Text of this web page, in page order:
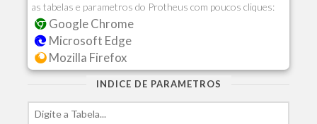
as tabelas e parametros do Protheus com poucos cliques:
Google Chrome
Microsoft Edge
Mozilla Firefox
INDICE DE PARAMETROS